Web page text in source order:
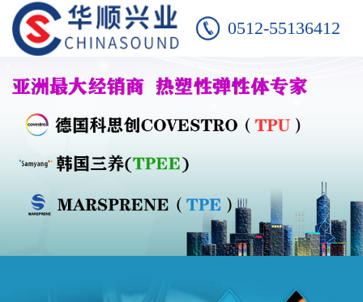
0512-55136412